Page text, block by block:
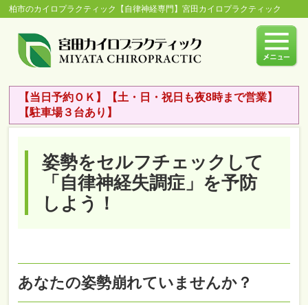
柏市のカイロプラクティック【自律神経専門】宮田カイロプラクティック
【当日予約ＯＫ】【土・日・祝日も夜8時まで営業】
【駐車場３台あり】
姿勢をセルフチェックして
「自律神経失調症」を予防
しよう！
あなたの姿勢崩れていませんか？